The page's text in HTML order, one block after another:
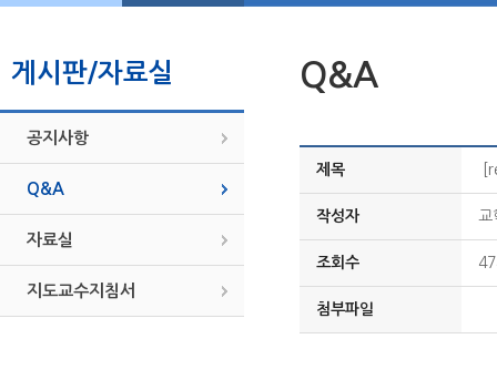
게시판/자료실
공지사항
Q&A
자료실
지도교수지침서
Q&A
제목
작성자 교
조회수
첨부파일